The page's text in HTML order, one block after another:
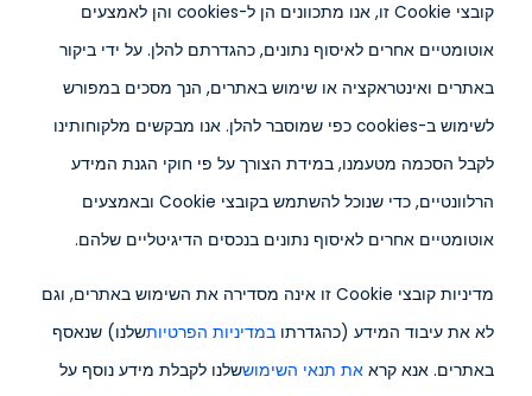
קובצי Cookie זו, אנו מתכוונים הן ל-cookies והן לאמצעים
אוטומטיים אחרים לאיסוף נתונים, כהגדרתם להלן. על ידי ביקור
באתרים ואינטראקציה או שימוש באתרים, הנך מסכים במפורש
לשימוש ב-cookies כפי שמוסבר להלן. אנו מבקשים מלקוחותינו
לקבל הסכמה מטעמנו, במידת הצורך על פי חוקי הגנת המידע
הרלוונטיים, כדי שנוכל להשתמש בקובצי Cookie ובאמצעים
אוטומטיים אחרים לאיסוף נתונים בנכסים הדיגיטליים שלהם.
מדיניות קובצי Cookie זו אינה מסדירה את השימוש באתרים, וגם
לא את עיבוד המידע (כהגדרתו במדיניות הפרטיותשלנו) שנאסף
באתרים. אנא קרא את תנאי השימוששלנו לקבלת מידע נוסף על